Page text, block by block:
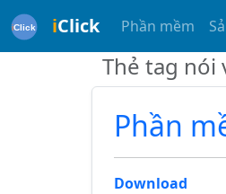
iClick Phần mềm
Thẻ tag nói
Phần
Download